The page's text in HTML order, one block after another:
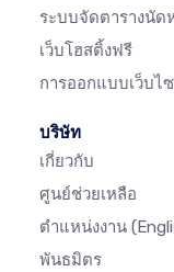
ระบบจัดตารางนัด
เว็บโฮสติ้งฟรี
การออกแบบเว็บไ
บริษัท
เกี่ยวกับ
ศูนย์ช่วยเหลือ
ตำแหน่งงาน
พันธมิตร